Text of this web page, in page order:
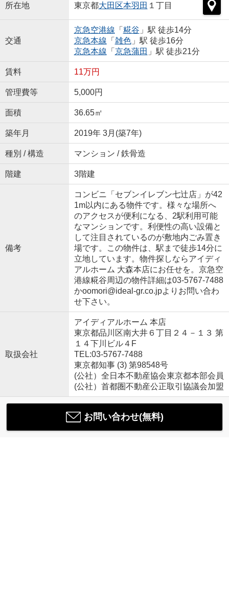
所在地 東京都大田区本羽田 １丁目
交通
京急空港線 「 糀谷 」駅 徒歩14分
京急本線 「 雑色」駅 徒歩16分
京急本線 「 京急蒲田 」駅 徒歩21分
賃料 11万円
管理費等 5,000円
面積 36.65㎡
築年月 2019年 3月(築7年)
種別 / 構造 マンション / 鉄骨造
階建 3階建
備考
コンビニ「セブンイレブン七辻店」が42
1m以内にある物件です。様々な場所へ
のアクセスが便利になる、2駅利用可能
なマンションです。利便性の高い設備と
して注目されているのが敷地内ごみ置き
場です。この物件は、駅まで徒歩14分に
立地しています。物件探しならアイディ
アルホーム 大森本店にお任せを。京急空
港線糀谷周辺の物件詳細は03-5767-7488
かoomori@ideal-gr.co.jpよりお問い合わ
せ下さい。
取扱会社
アイディアルホーム 本店
東京都品川区南大井６丁目２４－１３ 第
１４下川ビル４F
TEL:03-5767-7488
東京都知事 (3) 第98548号
(公社）全日本不動産協会東京都本部会員
(公社）首都圏不動産公正取引協議会加盟
お問い合わせ(無料)